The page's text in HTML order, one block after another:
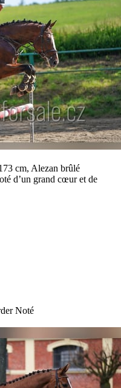
cm, Alezan brûlé
d’un grand cœur et de
Noté